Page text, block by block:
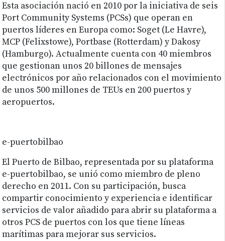
Esta asociación nació en 2010 por la iniciativa de seis
Port Community Systems (PCSs) que operan en
puertos líderes en Europa como: Soget (Le Havre),
MCP (Felixstowe), Portbase (Rotterdam) y Dakosy
(Hamburgo). Actualmente cuenta con 40 miembros
que gestionan unos 20 billones de mensajes
electrónicos por año relacionados con el movimiento
de unos 500 millones de TEUs en 200 puertos y
aeropuertos.
e-puertobilbao
El Puerto de Bilbao, representada por su plataforma
e-puertobilbao, se unió como miembro de pleno
derecho en 2011. Con su participación, busca
compartir conocimiento y experiencia e identificar
servicios de valor añadido para abrir su plataforma a
otros PCS de puertos con los que tiene líneas
marítimas para mejorar sus servicios.